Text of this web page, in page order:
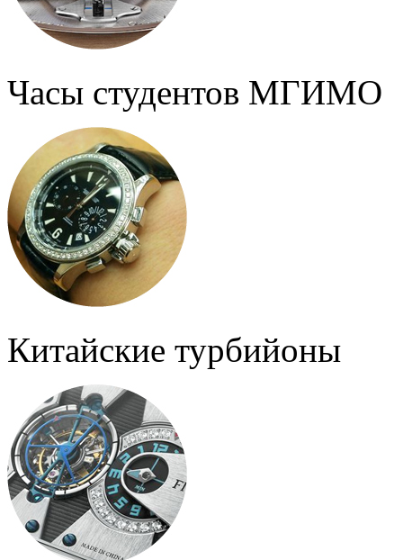
Часы студентов МГИМО
Китайские турбийоны